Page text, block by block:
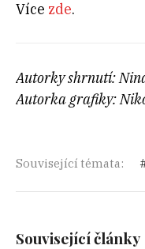
Více zde.
Autorky shrnutí:
Autorka grafiky:
Související témata:
Související články